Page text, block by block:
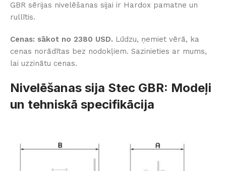
GBR sērijas nivelēšanas sijai ir Hardox pamatne un
rullītis.
Cenas: sākot no 2380 USD. Lūdzu, ņemiet vērā, ka
cenas norādītas bez nodokļiem. Sazinieties ar mums,
lai uzzinātu cenas.
Nivelēšanas sija Stec GBR: Modeļi
un tehniskā specifikācija